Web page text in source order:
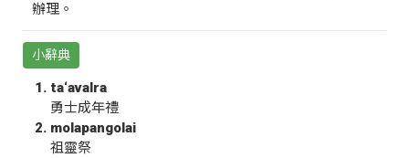
辦理。
小辭典
ta‘avalra
勇士成年禮
molapangolai
祖靈祭